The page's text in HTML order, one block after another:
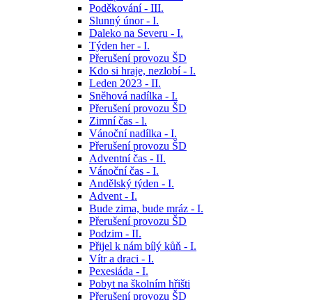
Poděkování - III.
Slunný únor - I.
Daleko na Severu - I.
Týden her - I.
Přerušení provozu ŠD
Kdo si hraje, nezlobí - I.
Leden 2023 - II.
Sněhová nadílka - I.
Přerušení provozu ŠD
Zimní čas - l.
Vánoční nadílka - I.
Přerušení provozu ŠD
Adventní čas - II.
Vánoční čas - I.
Andělský týden - I.
Advent - I.
Bude zima, bude mráz - I.
Přerušení provozu ŠD
Podzim - II.
Přijel k nám bílý kůň - I.
Vítr a draci - I.
Pexesiáda - I.
Pobyt na školním hřišti
Přerušení provozu ŠD